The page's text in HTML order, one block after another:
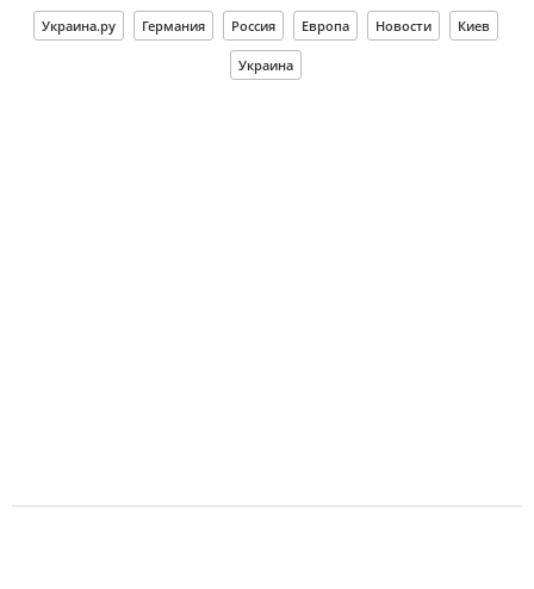
Украина.ру Германия Россия Европа Новости Киев
Украина